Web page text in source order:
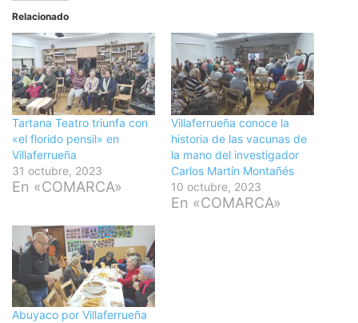
Relacionado
Tartana Teatro triunfa con
«el florido pensil» en
Villaferrueña
31 octubre, 2023
En «COMARCA»
Villaferrueña conoce la
historia de las vacunas de
la mano del investigador
Carlos Martín Montañés
10 octubre, 2023
En «COMARCA»
Abuyaco por Villaferrueña